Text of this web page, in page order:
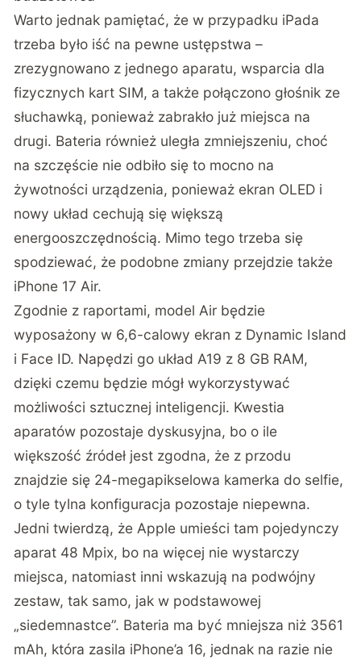
Warto jednak pamiętać, że w przypadku iPada
trzeba było iść na pewne ustępstwa –
zrezygnowano z jednego aparatu, wsparcia dla
fizycznych kart SIM, a także połączono głośnik ze
słuchawką, ponieważ zabrakło już miejsca na
drugi. Bateria również uległa zmniejszeniu, choć
na szczęście nie odbiło się to mocno na
żywotności urządzenia, ponieważ ekran OLED i
nowy układ cechują się większą
energooszczędnością. Mimo tego trzeba się
spodziewać, że podobne zmiany przejdzie także
iPhone 17 Air.
Zgodnie z raportami, model Air będzie
wyposażony w 6,6-calowy ekran z Dynamic Island
i Face ID. Napędzi go układ A19 z 8 GB RAM,
dzięki czemu będzie mógł wykorzystywać
możliwości sztucznej inteligencji. Kwestia
aparatów pozostaje dyskusyjna, bo o ile
większość źródeł jest zgodna, że z przodu
znajdzie się 24-megapikselowa kamerka do selfie,
o tyle tylna konfiguracja pozostaje niepewna.
Jedni twierdzą, że Apple umieści tam pojedynczy
aparat 48 Mpix, bo na więcej nie wystarczy
miejsca, natomiast inni wskazują na podwójny
zestaw, tak samo, jak w podstawowej
„siedemnastce”. Bateria ma być mniejsza niż 3561
mAh, która zasila iPhone’a 16, jednak na razie nie